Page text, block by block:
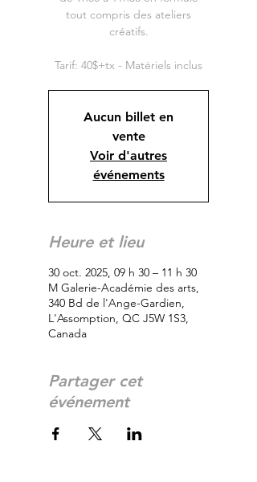
tout compris des ateliers
créatifs.
Tarif: 40$+tx - Matériels inclus
Aucun billet en
vente
Voir d'autres
événements
Heure et lieu
30 oct. 2025, 09 h 30 – 11 h 30
M Galerie-Académie des arts,
340 Bd de l'Ange-Gardien,
L'Assomption, QC J5W 1S3,
Canada
Partager cet
événement